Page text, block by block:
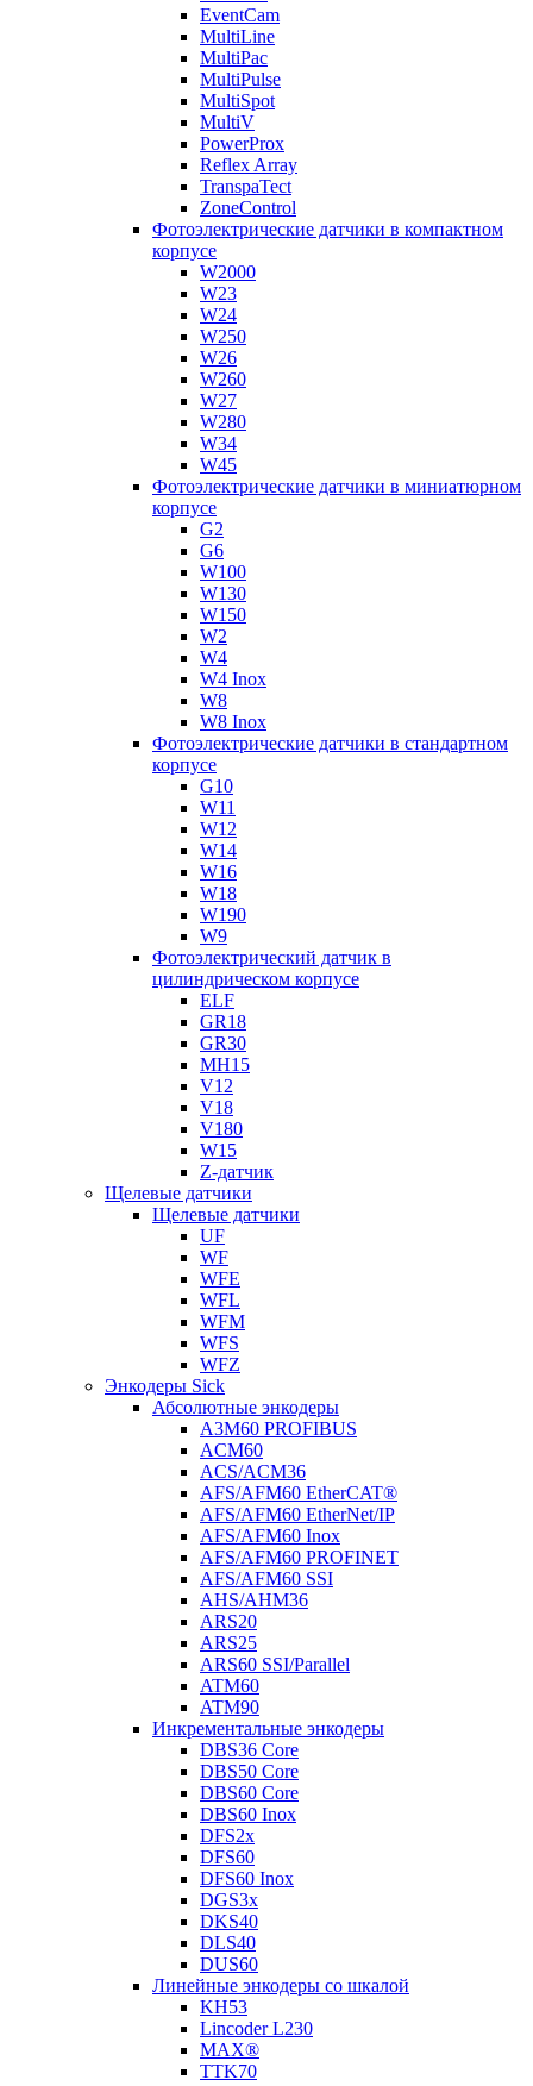
EventCam
MultiLine
MultiPac
MultiPulse
MultiSpot
MultiV
PowerProx
Reflex Array
TranspaTect
ZoneControl
Фотоэлектрические датчики в компактном
корпусе
W2000
W23
W24
W250
W26
W260
W27
W280
W34
W45
Фотоэлектрические датчики в миниатюрном
корпусе
G2
G6
W100
W130
W150
W2
W4
W4 Inox
W8
W8 Inox
Фотоэлектрические датчики в стандартном
корпусе
G10
W11
W12
W14
W16
W18
W190
W9
Фотоэлектрический датчик в
цилиндрическом корпусе
ELF
GR18
GR30
MH15
V12
V18
V180
W15
Z-датчик
Щелевые датчики
Щелевые датчики
UF
WF
WFE
WFL
WFM
WFS
WFZ
Энкодеры Sick
Абсолютные энкодеры
A3M60 PROFIBUS
ACM60
ACS/ACM36
AFS/AFM60 EtherCAT®
AFS/AFM60 EtherNet/IP
AFS/AFM60 Inox
AFS/AFM60 PROFINET
AFS/AFM60 SSI
AHS/AHM36
ARS20
ARS25
ARS60 SSI/Parallel
ATM60
ATM90
Инкрементальные энкодеры
DBS36 Core
DBS50 Core
DBS60 Core
DBS60 Inox
DFS2x
DFS60
DFS60 Inox
DGS3x
DKS40
DLS40
DUS60
Линейные энкодеры со шкалой
KH53
Lincoder L230
MAX®
TTK70